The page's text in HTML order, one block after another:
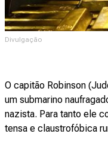
Divulgação
O capitão Robinson
um submarino
nazista. Para tanto ele
tensa e claustrofóbica